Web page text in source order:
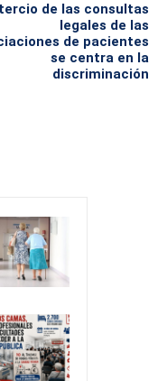
de las consultas
legales de las
de pacientes
se centra en la
discriminación